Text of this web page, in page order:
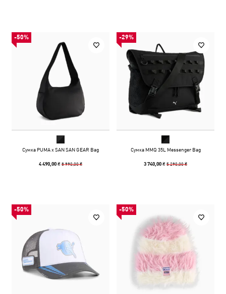
-50%
Сумка PUMA x SAN SAN GEAR Bag
4 490,00 ₴8 990,00 ₴
-29%
Сумка MMQ 35L Messenger Bag
3 740,00 ₴5 290,00 ₴
-50% -50%